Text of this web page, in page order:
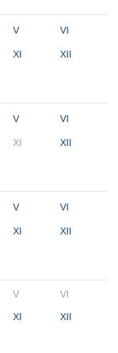
V VI
XI XII
V VI
XI XII
V VI
XI XII
V VI
XI XII